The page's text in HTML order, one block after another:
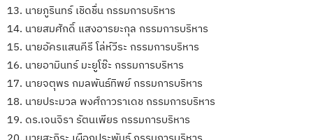
นายภูรินทร์ เชิดชื่น กรรมการบริหาร
นายสมศักดิ์ แสงอารยะกุล กรรมการบริหาร
นายอัครแสนคีรี โล่ห์วีระ กรรมการบริหาร
นายอามินทร์ มะยูโซ๊ะ กรรมการบริหาร
นายจตุพร กมลพันธ์ทิพย์ กรรมการบริหาร
นายประมวล พงศ์ถาวราเดช กรรมการบริหาร
ดร.เจนจิรา รัตนเพียร กรรมการบริหาร